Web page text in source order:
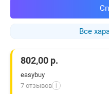
Все
802,00 р.
easybuy
7 отзывов i